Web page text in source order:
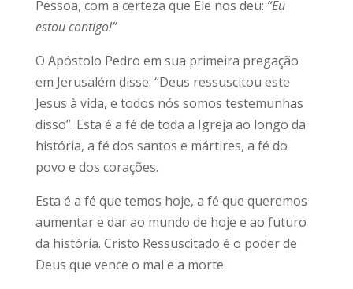
Pessoa, com a certeza que Ele nos deu: “Eu
estou contigo!”
O Apóstolo Pedro em sua primeira pregação
em Jerusalém disse: “Deus ressuscitou este
Jesus à vida, e todos nós somos testemunhas
disso”. Esta é a fé de toda a Igreja ao longo da
história, a fé dos santos e mártires, a fé do
povo e dos corações.
Esta é a fé que temos hoje, a fé que queremos
aumentar e dar ao mundo de hoje e ao futuro
da história. Cristo Ressuscitado é o poder de
Deus que vence o mal e a morte.